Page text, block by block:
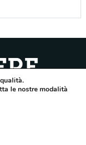
Trib. di Avellino n.7/12 del
Annarumma 39/A 83100
le nostre modalità